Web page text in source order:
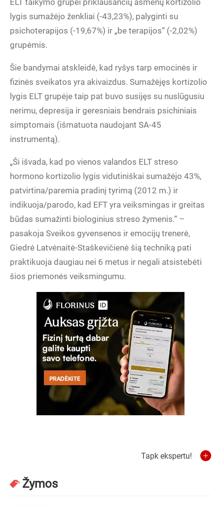
ELT taikymo grupei priklausančių asmenų kortizolio
lygis sumažėjo ženkliai (-43,23%), palyginti su
psichoterapijos (-19,67%) ir „be terapijos“ (-2,02%)
grupėmis.
Šie bandymai atskleidė, kad ryšys tarp emocinės ir
fizinės sveikatos yra akivaizdus. Sumažėjęs kortizolio
lygis ELT grupėje taip pat buvo susijęs su nuslūgusiu
nerimu, depresija ir geresniais bendrais psichiniais
simptomais (išmatuota naudojant SA-45
instrumentą).
„Ši išvada, kad po vienos valandos ELT streso
hormono kortizolio lygis vidutiniškai sumažėjo 43%,
patvirtina/paremia pradinį tyrimą (2012 m.) ir
indikuoja/parodo, kad EFT yra veiksmingas ir greitas
būdas sumažinti biologinius streso žymenis.“ –
pasakoja Sveikos gyvensenos ir emocijų trenerė,
Giedrė Latvėnaitė-Staškevičienė šią techniką pati
praktikuoja daugiau nei 6 metus ir negali atsistebėti
šios priemonės veiksmingumu.
Tapk ekspertu!
Žymos